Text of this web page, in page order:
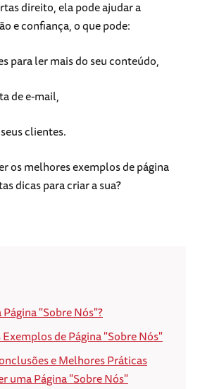
direito, ela pode ajudar a
e confiança, o que pode:
para ler mais do seu conteúdo,
de e-mail,
clientes.
os melhores exemplos de página
dicas para criar a sua?
"Sobre Nós"?
de Página "Sobre Nós"
e Melhores Práticas
uma Página "Sobre Nós"